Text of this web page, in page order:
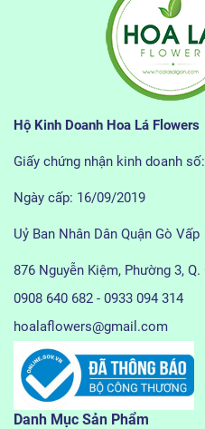
Hộ Kinh Doanh Hoa Lá Flowers
Giấy chứng nhận kinh doanh
Ngày cấp: 16/09/2019
Uỷ Ban Nhân Dân Quận Gò Vấp
876 Nguyễn Kiệm, Phường 3, Q.
0908 640 682 - 0933 094 314
hoalaflowers@gmail.com
Danh Mục Sản Phẩm